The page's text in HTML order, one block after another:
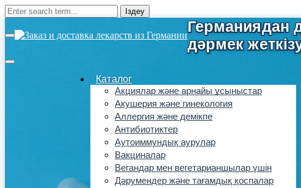
Каталог
Акциялар және арнайы ұсыныстар
Акушерия және гинекология
Аллергия және демікпе
Антибиотиктер
Аутоиммундық аурулар
Вакциналар
Вегандар мен вегетарианшылар үшін
Дәрумендер және тағамдық қоспалар